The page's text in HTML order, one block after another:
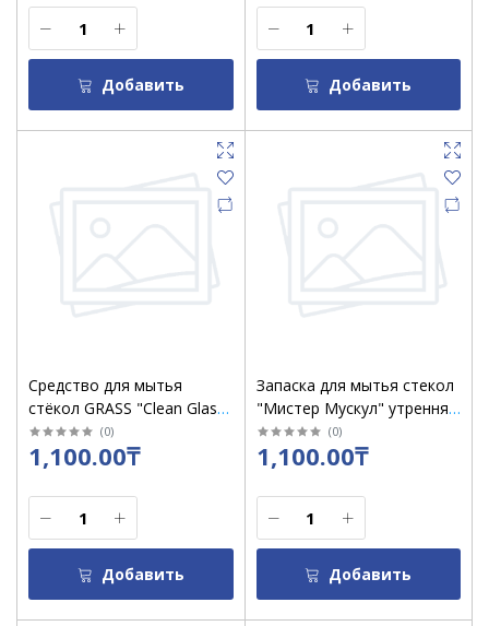
Добавить Добавить
Средство для мытья
стёкол GRASS "Clean Glass"
"Супер блеск" флакон 600
мл
(0)
1,100.00₸
Добавить
Запаска для мытья стекол
"Мистер Мускул" утренняя
роса 530 мл/кор 12 шт
(0)
1,100.00₸
Добавить